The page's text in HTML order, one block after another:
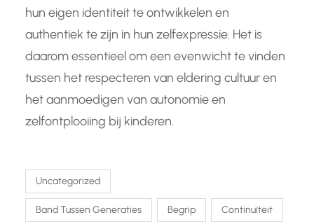
hun eigen identiteit te ontwikkelen en
authentiek te zijn in hun zelfexpressie. Het is
daarom essentieel om een evenwicht te vinden
tussen het respecteren van eldering cultuur en
het aanmoedigen van autonomie en
zelfontplooiing bij kinderen.
Uncategorized
Band Tussen Generaties Begrip Continuïteit